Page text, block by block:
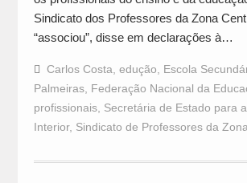
Sindicato dos Professores da Zona
“associou”, disse em declarações à…
Carlos Costa, edução, Escola
Palmeiras, Federação Nacional da
profissionais, Secretária de Estado para
Interior, Sindicato de Professores da